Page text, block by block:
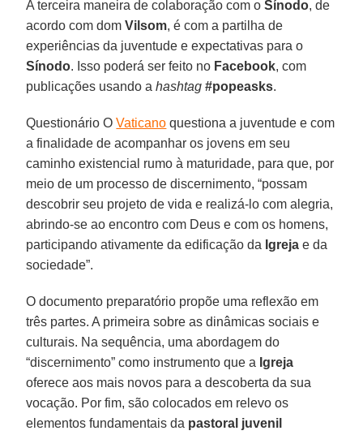
A terceira maneira de colaboração com oSínodo, de
acordo com domVilsom, é com a partilha de
experiências da juventude e expectativas para o
Sínodo. Isso poderá ser feito no Facebook, com
publicações usando ahashtag #popeasks.
Questionário OVaticano questiona a juventude e com
a finalidade de acompanhar os jovens em seu
caminho existencial rumo à maturidade, para que, por
meio de um processo de discernimento, “possam
descobrir seu projeto de vida e realizá-lo com alegria,
abrindo-se ao encontro com Deus e com os homens,
participando ativamente da edificação da Igreja e da
sociedade”.
O documento preparatório propõe uma reflexão em
três partes. A primeira sobre as dinâmicas sociais e
culturais. Na sequência, uma abordagem do
“discernimento” como instrumento que a Igreja
oferece aos mais novos para a descoberta da sua
vocação. Por fim, são colocados em relevo os
elementos fundamentais da pastoral juvenil